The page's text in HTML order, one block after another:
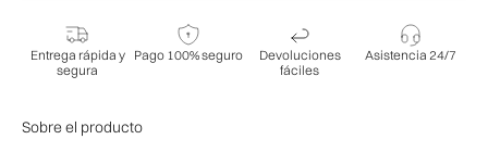
Entrega rápida y
segura
Pago 100% seguro
Devoluciones
fáciles
Asistencia 24/7
Sobre el producto